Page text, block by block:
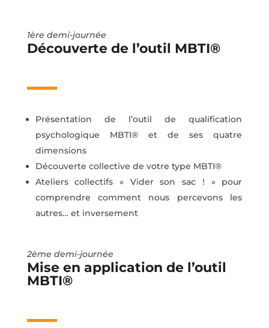
1ère demi-journée
Découverte de l’outil MBTI®
Présentation de l’outil de qualification
psychologique MBTI® et de ses quatre
dimensions
Découverte collective de votre type MBTI®
Ateliers collectifs « Vider son sac ! » pour
comprendre comment nous percevons les
autres… et inversement
2ème demi-journée
Mise en application de l’outil
MBTI®